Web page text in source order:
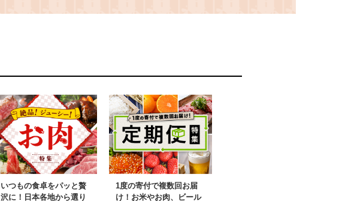
栃木県 下野市 しもつけ
然 やさしい 肌触り 日
下野市
いつもの食卓をパッと贅
沢に！日本各地から選り
1度の寄付で複数回お届
け！お米やお肉、ビール